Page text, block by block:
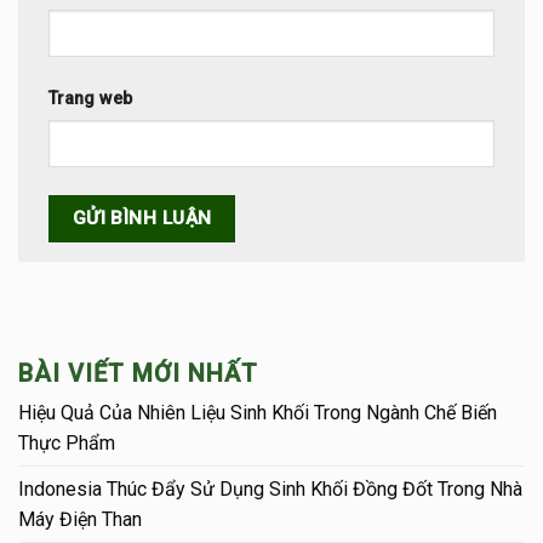
BÀI VIẾT MỚI NHẤT
Hiệu Quả Của Nhiên Liệu Sinh Khối Trong Ngành Chế Biến
Thực Phẩm
Indonesia Thúc Đẩy Sử Dụng Sinh Khối Đồng Đốt Trong Nhà
Máy Điện Than
Trang web